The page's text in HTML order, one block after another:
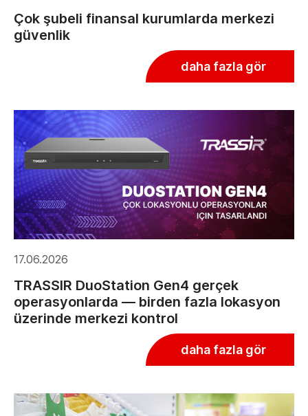
Çok şubeli finansal kurumlarda merkezi
güvenlik
daha fazla gör
17.06.2026
TRASSIR DuoStation Gen4 gerçek
operasyonlarda — birden fazla lokasyon
üzerinde merkezi kontrol
daha fazla gör